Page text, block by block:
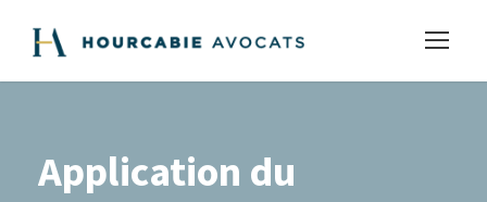
Application du